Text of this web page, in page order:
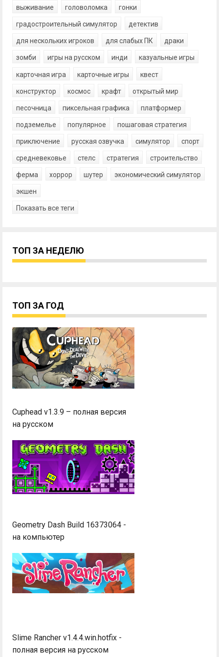
выживание головоломка гонки
градостроительный симулятор детектив
для нескольких игроков для слабых ПК драки
зомби игры на русском инди казуальные игры
карточная игра карточные игры квест
конструктор космос крафт открытый мир
песочница пиксельная графика платформер
подземелье популярное пошаговая стратегия
приключение русская озвучка симулятор спорт
средневековье стелс стратегия строительство
ферма хоррор шутер экономический симулятор
экшен
Показать все теги
ТОП ЗА НЕДЕЛЮ
ТОП ЗА ГОД
Cuphead v1.3.9 – полная версия
на русском
Geometry Dash Build 16373064 -
на компьютер
Slime Rancher v1.4.4.win.hotfix -
полная версия на русском